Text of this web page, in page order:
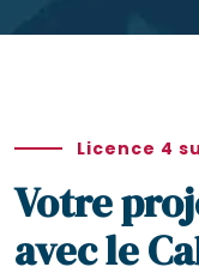
Licence 4
Votre
avec le